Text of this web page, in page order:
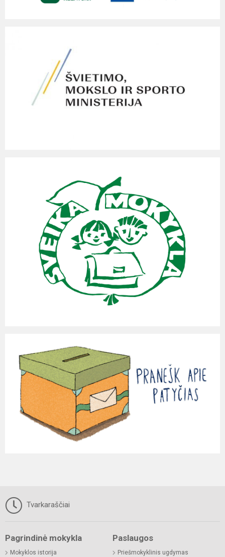
Tvarkaraščiai
Pagrindinė mokykla
Mokyklos istorija
Paslaugos
Priešmokyklinis ugdymas